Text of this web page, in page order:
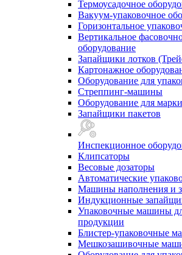
Термоусадочное
Вакуум-упаковочное
Горизонтальное
Вертикальное
оборудование
Запайщики лотков
Картонажное
Оборудование для
Стреппинг-машины
Оборудование для
Запайщики пакетов
Инспекционное
Клипсаторы
Весовые дозаторы
Автоматические
Машины наполнения и
Индукционные
Упаковочные машины
продукции
Блистер-упаковочные
Мешкозашивочные